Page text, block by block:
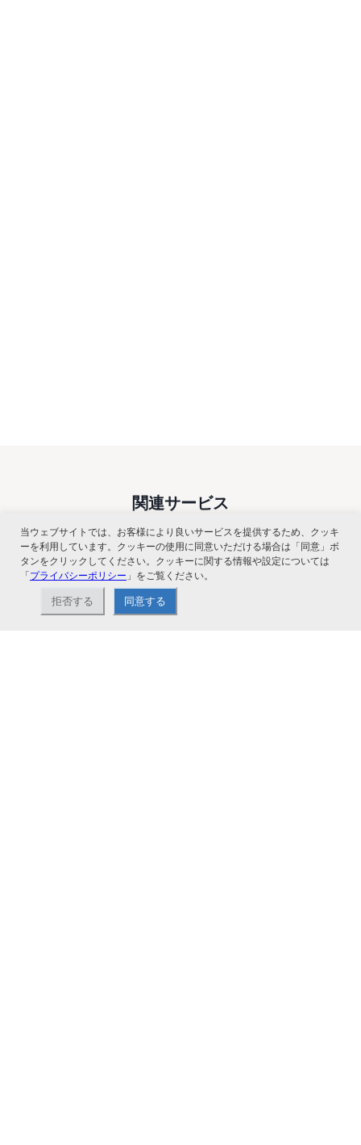
関連サービス
当ウェブサイトでは、お客様により良いサービスを提供するため、クッキ
ーを利用しています。クッキーの使用に同意いただける場合は「同意」ボ
タンをクリックしてください。クッキーに関する情報や設定については
「プライバシーポリシー 」をご覧ください。
拒否する 同意する